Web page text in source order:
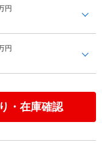
円
円
・在庫確認